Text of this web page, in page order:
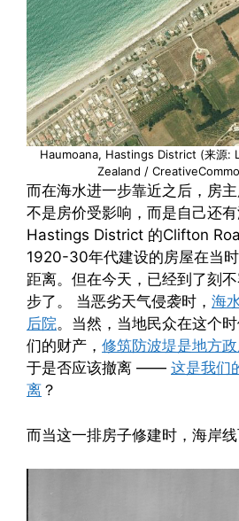
Haumoana, Hastings District (来源:
Zealand /
而在海水进一步靠近之后，房
不是房价受影响，而是自己还
Hastings District 的Clifton
1920-30年代建设的房屋在当
距离。但在今天，已经到了刻
步了。 当恶劣天气侵袭时， 海
后院。当然，当地民众在这个
们的财产， 修筑防波堤是地方
于是否应该撤离 —— 这是我们
离 ？
而当这一排房子修建时，海岸线